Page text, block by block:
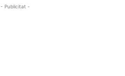
- Publicitat -